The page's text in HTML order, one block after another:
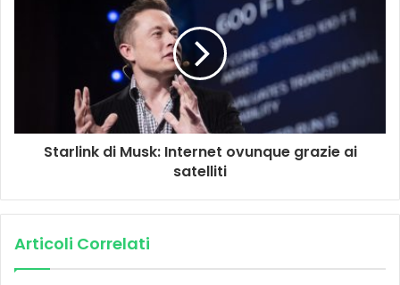
Starlink di Musk: Internet ovunque grazie ai
satelliti
Articoli Correlati